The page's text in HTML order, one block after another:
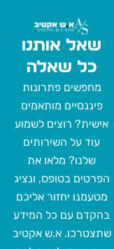
שאל אותנו
כל שאלה
מחפשים פתרונות
פיננסיים מותאמים
אישית? רוצים לשמוע
עוד על השירותים
שלנו? מלאו את
הפרטים בטופס, ונציג
מטעמנו יחזור אליכם
בהקדם עם כל המידע
שתצטרכו. א.ש אקטיב